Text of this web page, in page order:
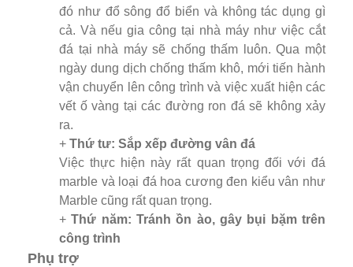
đó như đổ sông đổ biển và không tác dụng gì
cả. Và nếu gia công tại nhà máy như việc cắt
đá tại nhà máy sẽ chống thấm luôn. Qua một
ngày dung dịch chống thấm khô, mới tiến hành
vận chuyển lên công trình và việc xuất hiện các
vết ố vàng tại các đường ron đá sẽ không xảy
ra.
+ Thứ tư: Sắp xếp đường vân đá
Việc thực hiện này rất quan trọng đối với đá
marble và loại đá hoa cương đen kiểu vân như
Marble cũng rất quan trọng.
+Thứ năm: Tránh ồn ào, gây bụi bặm trên
công trình
Phụ trợ